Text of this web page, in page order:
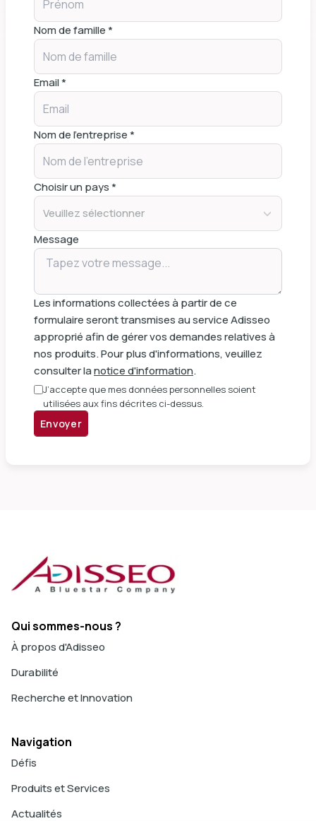
Nom de famille *
Email *
Nom de l'entreprise *
Choisir un pays *
Veuillez sélectionner
Message
Les informations collectées à partir de ce
formulaire seront transmises au service Adisseo
approprié afin de gérer vos demandes relatives à
nos produits. Pour plus d'informations, veuillez
consulter lanotice d'information.
J’accepte que mes données personnelles soient
utilisées aux fins décrites ci-dessus.
Envoyer
Qui sommes-nous ?
À propos d'Adisseo
Durabilité
Recherche et Innovation
Navigation
Défis
Produits et Services
Actualités